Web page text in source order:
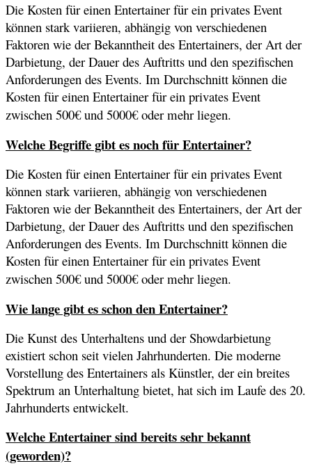
Die Kosten für einen Entertainer für ein privates Event
können stark variieren, abhängig von verschiedenen
Faktoren wie der Bekanntheit des Entertainers, der Art der
Darbietung, der Dauer des Auftritts und den spezifischen
Anforderungen des Events. Im Durchschnitt können die
Kosten für einen Entertainer für ein privates Event
zwischen 500€ und 5000€ oder mehr liegen.
Welche Begriffe gibt es noch für Entertainer?
Die Kosten für einen Entertainer für ein privates Event
können stark variieren, abhängig von verschiedenen
Faktoren wie der Bekanntheit des Entertainers, der Art der
Darbietung, der Dauer des Auftritts und den spezifischen
Anforderungen des Events. Im Durchschnitt können die
Kosten für einen Entertainer für ein privates Event
zwischen 500€ und 5000€ oder mehr liegen.
Wie lange gibt es schon den Entertainer?
Die Kunst des Unterhaltens und der Showdarbietung
existiert schon seit vielen Jahrhunderten. Die moderne
Vorstellung des Entertainers als Künstler, der ein breites
Spektrum an Unterhaltung bietet, hat sich im Laufe des 20.
Jahrhunderts entwickelt.
Welche Entertainer sind bereits sehr bekannt
(geworden)?